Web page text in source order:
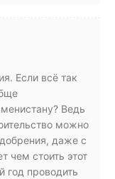
Если всё так
Ведь
можно
даже с
чем стоить этот
год проводить